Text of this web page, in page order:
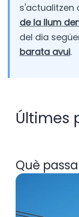
s'actualitzen
de la llum
del dia
barata avui.
Últimes
Què